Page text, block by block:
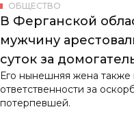
ОБЩЕСТВО
В Ферганской
мужчину
суток за
бывшей супруге
Его нынешняя жена также
ответственности за
потерпевшей.